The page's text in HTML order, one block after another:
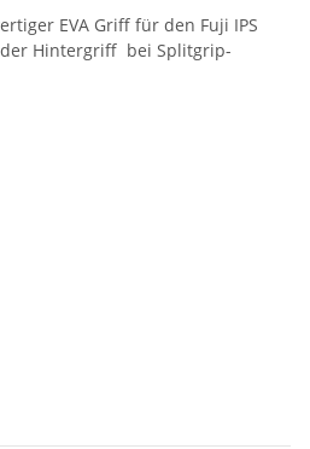
EVA Griff für den Fuji IPS
Hintergriff bei Splitgrip-